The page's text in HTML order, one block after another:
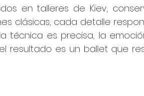
en talleres de Kiev,
clásicas, cada detalle
técnica es precisa, la
resultado es un ballet que